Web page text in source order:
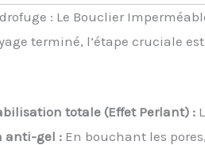
: Le Bouclier
terminé, l’étape cruciale
totale (Effet Perlant) :
anti-gel : En bouchant les